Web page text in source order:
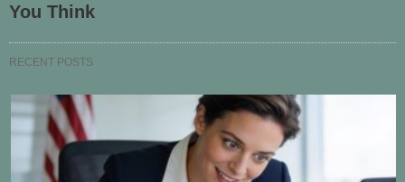
You Think
RECENT POSTS